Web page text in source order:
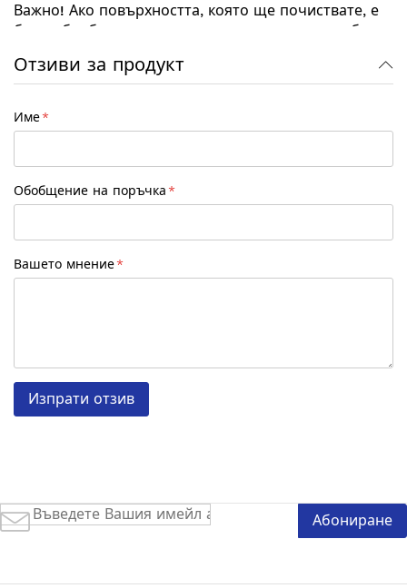
Важно! Ако повърхността, която ще почиствате, е
била обработвана преди това с химикали, трябва
професионална кърпа за прозорец или автомобил,
за да се отстранят натрупаните пластове
препарати. След употреба върху стъклени
повърхности не остават власинки!
Отзиви за продукт
Име
Обобщение на поръчка
Вашето мнение
Изпрати отзив
Абонирай
се
Абониране